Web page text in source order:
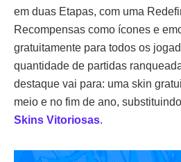
em duas Etapas, com uma
Recompensas como ícones e
gratuitamente para todos os
quantidade de partidas
destaque vai para: uma skin
meio e no fim de ano,
Skins Vitoriosas.